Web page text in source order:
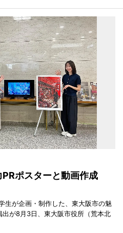
PRポスターと動画作成
生が企画・制作した、東大阪市の魅
出が8月3日、東大阪市役所（荒本北